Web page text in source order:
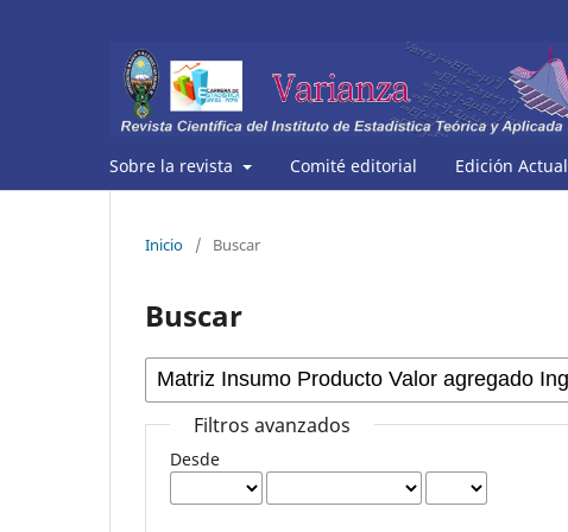
Sobre la revista Comité editorial Edición Actual
Inicio / Buscar
Buscar
Filtros avanzados
Desde